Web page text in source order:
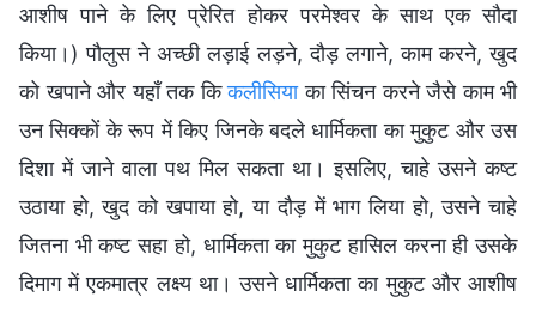
आशीष पाने के लिए प्रेरित होकर परमेश्वर के साथ एक सौदा
किया।) पौलुस ने अच्छी लड़ाई लड़ने, दौड़ लगाने, काम करने, खुद
को खपाने और यहाँ तक किकलीसियाका सिंचन करने जैसे काम भी
उन सिक्कों के रूप में किए जिनके बदले धार्मिकता का मुकुट और उस
दिशा में जाने वाला पथ मिल सकता था। इसलिए, चाहे उसने कष्ट
उठाया हो, खुद को खपाया हो, या दौड़ में भाग लिया हो, उसने चाहे
जितना भी कष्ट सहा हो, धार्मिकता का मुकुट हासिल करना ही उसके
दिमाग में एकमात्र लक्ष्य था। उसने धार्मिकता का मुकुट और आशीष